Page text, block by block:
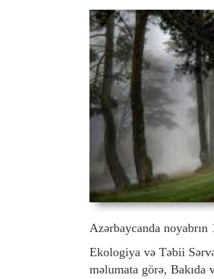
Azərbaycanda noyabrın
Ekologiya və Təbii
məlumata görə, Bakıda